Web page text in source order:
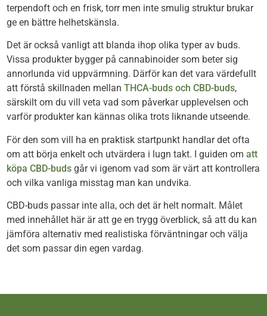
terpendoft och en frisk, torr men inte smulig struktur brukar
ge en bättre helhetskänsla.
Det är också vanligt att blanda ihop olika typer av buds.
Vissa produkter bygger på cannabinoider som beter sig
annorlunda vid uppvärmning. Därför kan det vara värdefullt
att förstå skillnaden mellanTHCA-buds och CBD-buds,
särskilt om du vill veta vad som påverkar upplevelsen och
varför produkter kan kännas olika trots liknande utseende.
För den som vill ha en praktisk startpunkt handlar det ofta
om att börja enkelt och utvärdera i lugn takt. I guiden omatt
köpa CBD-buds går vi igenom vad som är värt att kontrollera
och vilka vanliga misstag man kan undvika.
CBD-buds passar inte alla, och det är helt normalt. Målet
med innehållet här är att ge en trygg överblick, så att du kan
jämföra alternativ med realistiska förväntningar och välja
det som passar din egen vardag.